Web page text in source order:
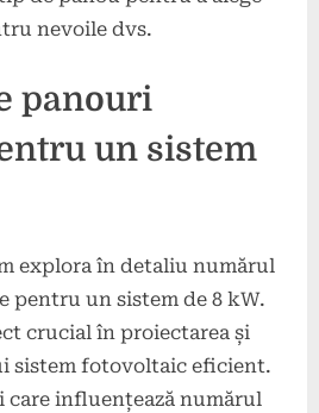
nevoile dvs.
panouri
un sistem
explora în detaliu numărul
pentru un sistem de 8 kW.
crucial în proiectarea și
sistem fotovoltaic eficient.
care influențează numărul